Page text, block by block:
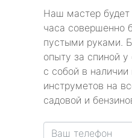
Наш мастер будет
часа совершенно
пустыми руками.
опыту за спиной у
с собой в
инструметов на
садовой и